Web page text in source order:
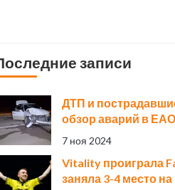
записи
ДТП и
обзор аварий в
ноябрьские
7 ноя 2024
Vitality проиграла
заняла 3-4 место на